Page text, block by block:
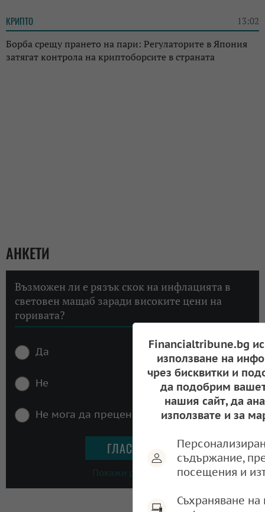
КРИПТО 13:02
Борба срещу прането на пари: Регулаторите в Япония
затягат контрола на криптоборсите в страната
АНКЕТИ
Възможен ли е рязък скок на инфлацията в
световен мащаб заради високите цени на
горивата?
Да
Не
Не мога да преценя
Покажи резултати
Financialtribune.bg
използване на
чрез бисквитки и
да подобрим
нашия сайт, да
използвате и за
съдържание,
посещения и
Съхраняване